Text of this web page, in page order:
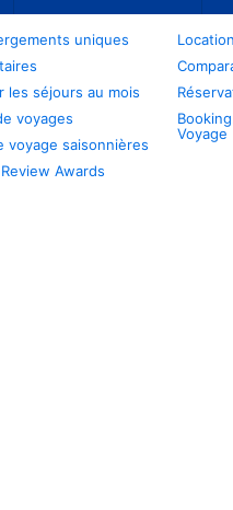
uniques
les séjours au mois
voyages
voyage saisonnières
Awards
Voyage